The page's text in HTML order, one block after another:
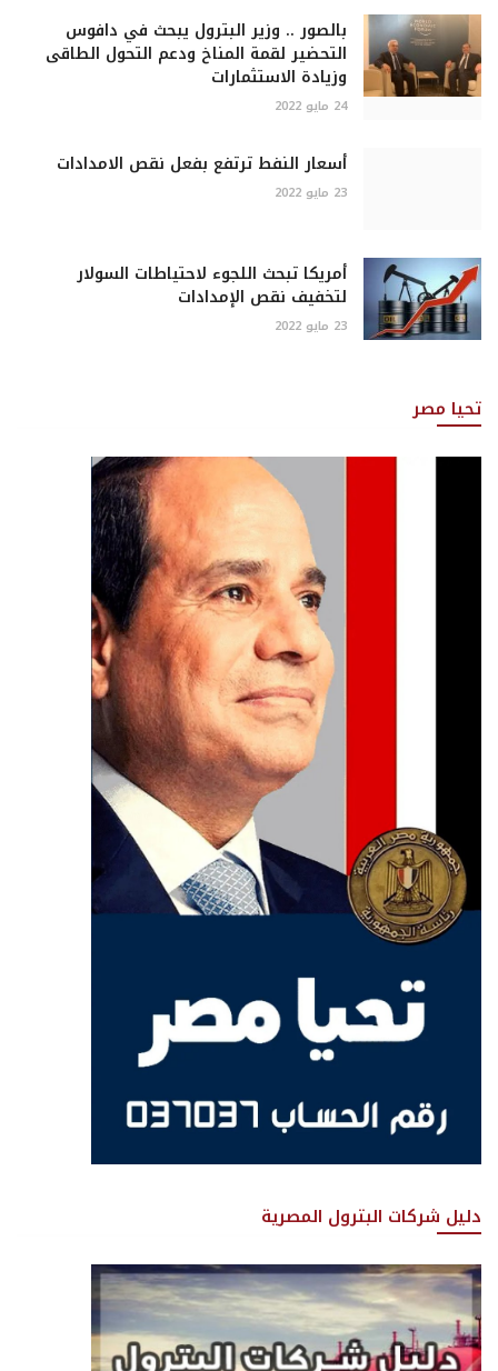
بالصور .. وزير البترول يبحث في دافوس
التحضير لقمة المناخ ودعم التحول الطاقى
وزيادة الاستثمارات
24 مايو 2022
أسعار النفط ترتفع بفعل نقص الامدادات
23 مايو 2022
أمريكا تبحث اللجوء لاحتياطات السولار
لتخفيف نقص الإمدادات
23 مايو 2022
تحيا مصر
دليل شركات البترول المصرية